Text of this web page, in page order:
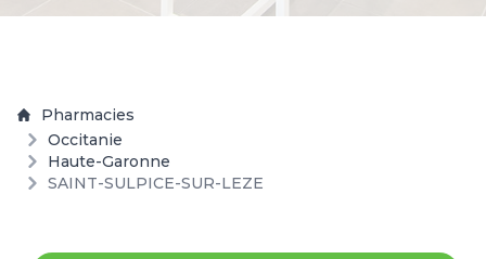
Pharmacies
Occitanie
Haute-Garonne
SAINT-SULPICE-SUR-LEZE